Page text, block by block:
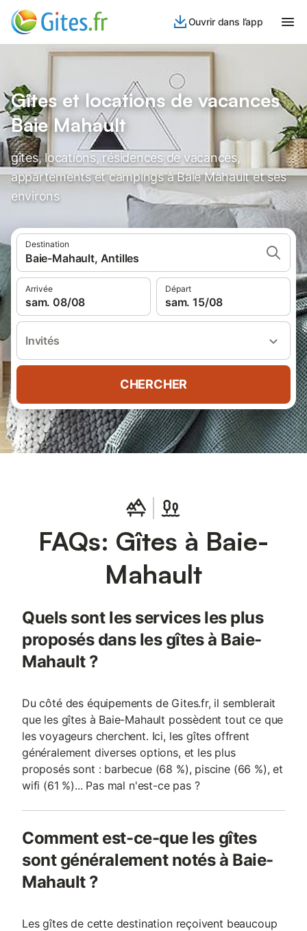
Ouvrir dans l’app
Gîtes et locations de vacances
Baie Mahault
gîtes, locations, résidences de vacances,
appartements et campings à Baie Mahault et ses
environs
Destination
Baie-Mahault, Antilles
Arrivée
sam. 08/08
Départ
sam. 15/08
Invités
CHERCHER
FAQs: Gîtes à Baie-
Mahault
Quels sont les services les plus
proposés dans les gîtes à Baie-
Mahault ?
Du côté des équipements de Gites.fr, il semblerait
que les gîtes à Baie-Mahault possèdent tout ce que
les voyageurs cherchent. Ici, les gîtes offrent
généralement diverses options, et les plus
proposés sont : barbecue (68 %), piscine (66 %), et
wifi (61 %)... Pas mal n'est-ce pas ?
Comment est-ce-que les gîtes
sont généralement notés à Baie-
Mahault ?
Les gîtes de cette destination reçoivent beaucoup